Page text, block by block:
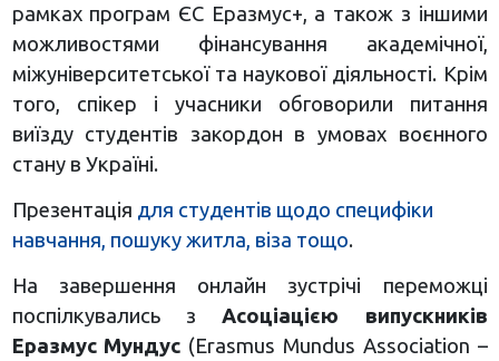
рамках програм ЄС Еразмус+, а також з іншими
можливостями фінансування академічної,
міжуніверситетської та наукової діяльності. Крім
того, спікер і учасники обговорили питання
виїзду студентів закордон в умовах воєнного
стану в Україні.
Презентація для студентів щодо специфіки
навчання, пошуку житла, віза тощо.
На завершення онлайн зустрічі переможці
поспілкувались з Асоціацією випускників
Еразмус Мундус (Erasmus Mundus Association –